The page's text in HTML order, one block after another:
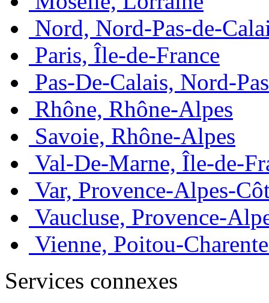
Nord, Nord-Pas-de-
Paris, Île-de-France
Pas-De-Calais, Nord-
Rhône, Rhône-Alpes
Savoie, Rhône-Alpes
Val-De-Marne, Île-de-
Var, Provence-Alpes-
Vaucluse, Provence-
Vienne, Poitou-
Services connexes